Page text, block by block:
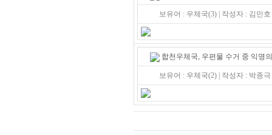
보유어 : 우체국(3) | 작성자 : 김민호
합천우체국, 우편물 수거 중 익명
보유어 : 우체국(2) | 작성자 : 박종극